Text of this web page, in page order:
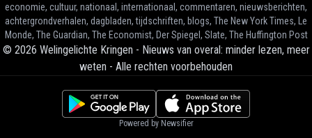
economie, cultuur, nationaal, internationaal, commentaren, nieuwsberichten,
achtergrondverhalen, dagbladen, tijdschriften, blogs, The New York Times, Le
Monde, The Guardian, The Economist, Der Spiegel, Slate, The Huffington Post
© 2026 Welingelichte Kringen - Nieuws van overal: minder lezen, meer
weten - Alle rechten voorbehouden
Powered by Newsifier